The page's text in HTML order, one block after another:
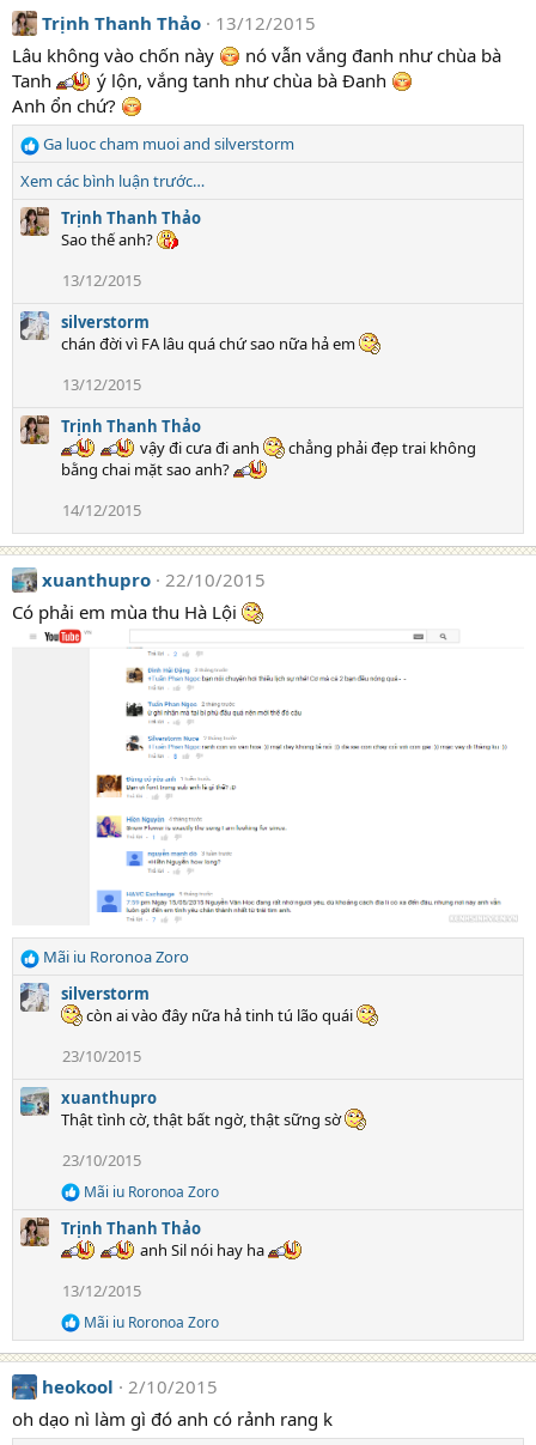
Trịnh Thanh Thảo
13/12/2015
Lâu không vào chốn này
nó vẫn vắng đanh như chùa bà
Tanh
ý lộn, vắng tanh như chùa bà Đanh
Anh ổn chứ?
R
e
c
t
s
:
Ga luoc cham muoiand silverstorm
Xem các bình luận trước…
Trịnh Thanh Thảo
Sao thế anh?
13/12/2015
silverstorm
chán đời vì FA lâu quá chứ sao nữa hả em
13/12/2015
Trịnh Thanh Thảo
vậy đi cưa đi anh
chẳng phải đẹp trai không
bằng chai mặt sao anh?
14/12/2015
xuanthupro 22/10/2015
Có phải em mùa thu Hà Lội
R
e
a
o
n
Mãi iu Roronoa Zoro
silverstorm
còn ai vào đây nữa hả tinh tú lão quái
23/10/2015
xuanthupro
Thật tình cờ, thật bất ngờ, thật sững sờ
23/10/2015
R
e
a
c
o
n
s
Mãi iu Roronoa Zoro
Trịnh Thanh Thảo
anh Sil nói hay ha
13/12/2015
R
e
a
c
i
Mãi iu Roronoa Zoro
heokool
2/10/2015
oh dạo nì làm gì đó anh có rảnh rang k